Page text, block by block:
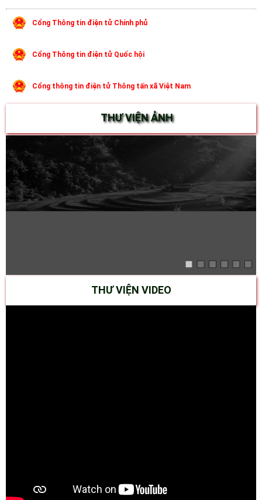
Cổng Thông tin điện tử Chính phủ
Cổng Thông tin điện tử Quốc hội
Cổng thông tin điện tử Thông tấn xã Việt Nam
THƯ VIỆN ẢNH
THƯ VIỆN VIDEO